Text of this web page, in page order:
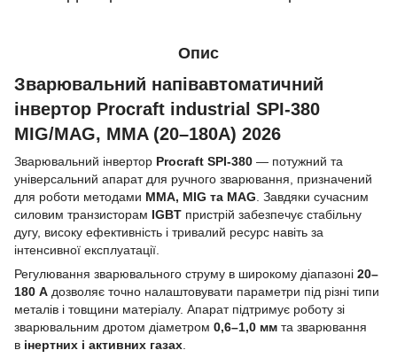
Опис
Зварювальний напівавтоматичний
інвертор Procraft industrial SPI-380
MIG/MAG, MMA (20–180А) 2026
Зварювальний інвертор Procraft SPI-380 — потужний та
універсальний апарат для ручного зварювання, призначений
для роботи методами MMA, MIG та MAG . Завдяки сучасним
силовим транзисторам IGBT пристрій забезпечує стабільну
дугу, високу ефективність і тривалий ресурс навіть за
інтенсивної експлуатації.
Регулювання зварювального струму в широкому діапазоні 20–
180 А дозволяє точно налаштовувати параметри під різні типи
металів і товщини матеріалу. Апарат підтримує роботу зі
зварювальним дротом діаметром 0,6–1,0 мм та зварювання
в інертних і активних газах